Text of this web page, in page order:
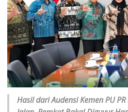
Hasil dari Audensi Kemen PU